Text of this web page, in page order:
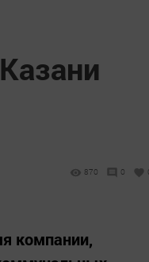
870 0
компании,